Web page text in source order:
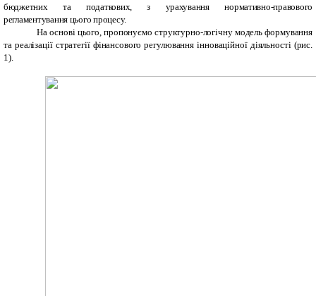
бюджетних та податкових, з урахування нормативно-правового
регламентування цього процесу.
На основі цього, пропонуємо структурно-логічну модель формування
та реалізації стратегії фінансового регулювання інноваційної діяльності (рис.
1).